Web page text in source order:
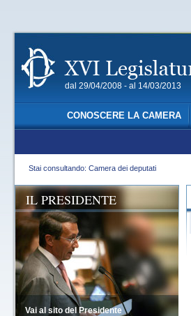
dal 29/04/2008 - al 14/03/2013
CONOSCERE LA CAMERA
Stai consultando: Camera dei deputati
IL PRESIDENTE
Vai al sito del Presidente